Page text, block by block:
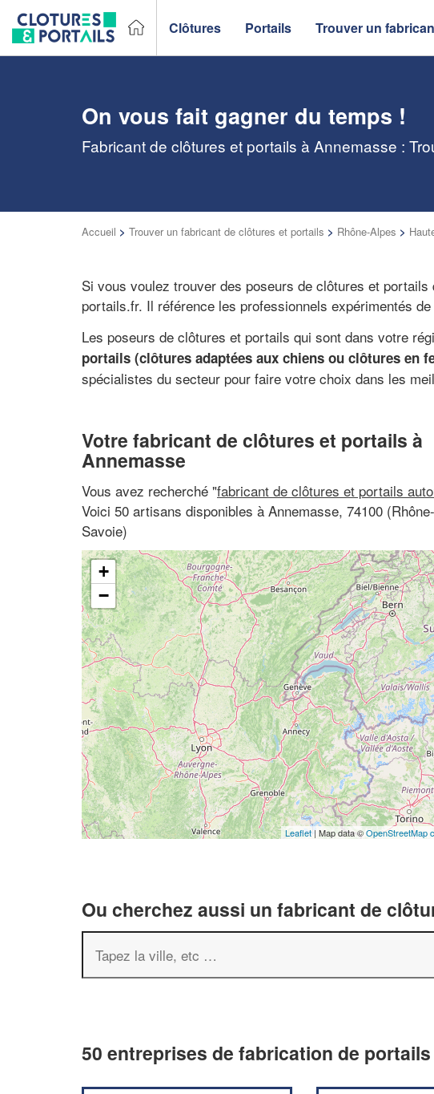
Clôtures Portails Trouver un
On vous fait gagner du temps !
Fabricant de clôtures et portails à Annemasse :
Accueil > Trouver un fabricant de clôtures et portails > Rhône-Alpes >
Si vous voulez trouver des poseurs de clôtures et
portails.fr. Il référence les professionnels expérimentés
Les poseurs de clôtures et portails qui sont dans votre
portails (clôtures adaptées aux chiens ou clôtures en
spécialistes du secteur pour faire votre choix dans les
Votre fabricant de clôtures et portails à
Annemasse
Vous avez recherché "fabricant de clôtures et portails
Voici 50 artisans disponibles à Annemasse, 74100
Savoie)
+
−
Leaflet| Map data ©OpenStreetMap
Ou cherchez aussi un fabricant de
50 entreprises de fabrication de